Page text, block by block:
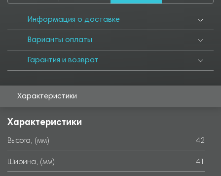
3550 4000 4050 4500 4550 5000 5050 5500 5550
6000
Информация о доставке
Варианты оплаты
Гарантия и возврат
Характеристики
Характеристики
Высота, (мм) 42
Ширина, (мм) 41